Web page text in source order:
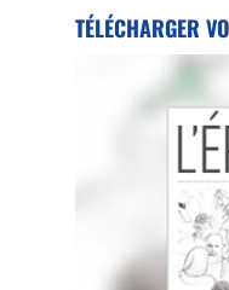
TÉLÉCHARGER